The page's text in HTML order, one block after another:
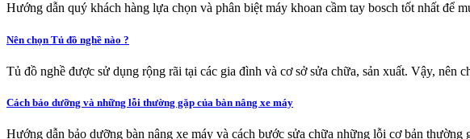
Hướng dẫn quý khách hàng lựa chọn và phân biệt máy khoan cầm tay bosch tốt nhất để
Nên chọn Tủ đồ nghề nào ?
Tủ đồ nghề được sử dụng rộng rãi tại các gia đình và cơ sở sửa chữa, sản xuất. Vậy, nên
Cách bảo dưỡng và những lỗi thường gặp của bàn nâng xe máy
Hướng dẫn bảo dưỡng bàn nâng xe máy và cách bước sửa chữa những lỗi cơ bản thường